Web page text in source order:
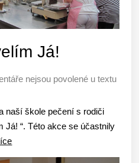
Já!
nejsou povolené u textu
naší škole pečení s rodiči
Já! “. Této akce se účastnily